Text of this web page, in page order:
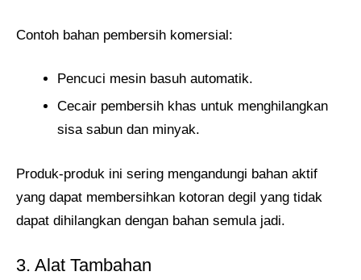
Contoh bahan pembersih komersial:
Pencuci mesin basuh automatik.
Cecair pembersih khas untuk menghilangkan
sisa sabun dan minyak.
Produk-produk ini sering mengandungi bahan aktif
yang dapat membersihkan kotoran degil yang tidak
dapat dihilangkan dengan bahan semula jadi.
3. Alat Tambahan